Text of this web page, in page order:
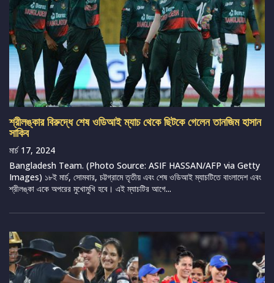
শ্রীলঙ্কার বিরুদ্ধে শেষ ওডিআই ম্যাচ থেকে ছিটকে গেলেন তানজিম হাসান
সাকিব
মার্চ 17, 2024
Bangladesh Team. (Photo Source: ASIF HASSAN/AFP via Getty
Images) ১৮ই মার্চ, সোমবার, চট্টগ্রামে তৃতীয় এবং শেষ ওডিআই ম্যাচটিতে বাংলাদেশ এবং
শ্রীলঙ্কা একে অপরের মুখোমুখি হবে। এই ম্যাচটির আগে...